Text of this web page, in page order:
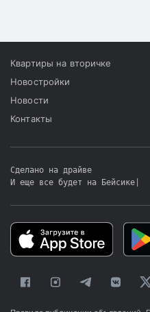
Квартиры на вторичке
Новостройки
Новости
Контакты
Сделано на драйве
И еще все будет на Бейсике